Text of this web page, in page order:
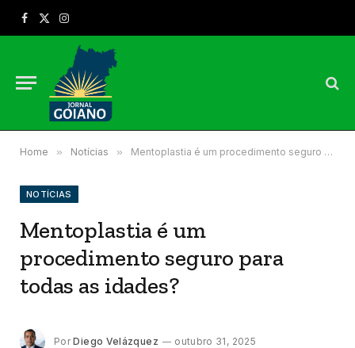
Facebook
X
Instagram
Home » Notícias » Mentoplastia é um procedimento seguro para todas as idades?
NOTÍCIAS
Mentoplastia é um
procedimento seguro para
todas as idades?
Por Diego Velázquez outubro 31, 2025